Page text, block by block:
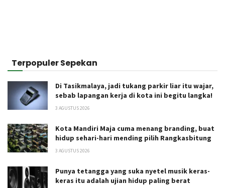
Terpopuler Sepekan
Di Tasikmalaya, jadi tukang parkir liar itu wajar,
sebab lapangan kerja di kota ini begitu langka!
3 AGUSTUS 2026
Kota Mandiri Maja cuma menang branding, buat
hidup sehari-hari mending pilih Rangkasbitung
3 AGUSTUS 2026
Punya tetangga yang suka nyetel musik keras-
keras itu adalah ujian hidup paling berat